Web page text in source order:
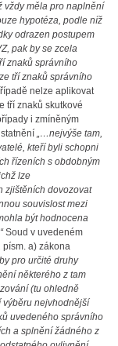
vždy měla pro naplnění
hypotéza, podle níž
odrazen postupem
pak by se zcela
znaků správního
tří znaků správního
nelze aplikovat
tří znaků skutkové
i zmíněným
„…nejvýše tam,
kteří byli schopni
řízeních s obdobným
lze
zjištěních dovozovat
souvislost mezi
být hodnocena
Soud v uvedeném
písm. a) zákona
by pro určité druhy
některého z tam
(tu ohledně
výběru nejvhodnější
uvedeného správního
a splnění žádného z